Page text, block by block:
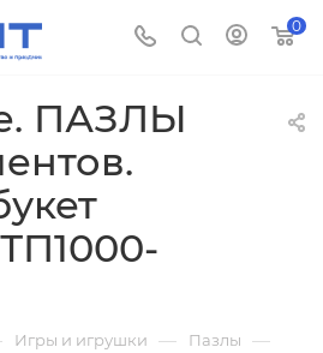
0
ПАЗЛЫ
Игры и игрушки — Пазлы —